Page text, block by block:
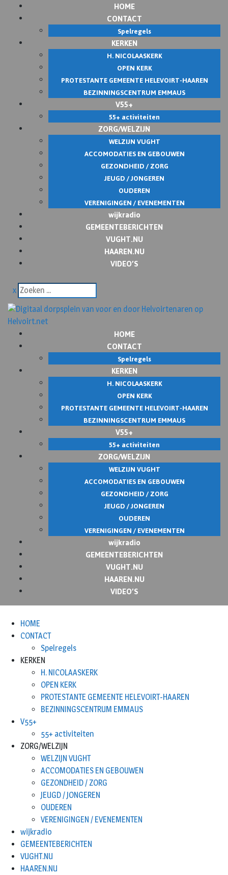
HOME
CONTACT
Spelregels
KERKEN
H. NICOLAASKERK
OPEN KERK
PROTESTANTE GEMEENTE HELEVOIRT-HAAREN
BEZINNINGSCENTRUM EMMAUS
V55+
55+ activiteiten
ZORG/WELZIJN
WELZIJN VUGHT
ACCOMODATIES EN GEBOUWEN
GEZONDHEID / ZORG
JEUGD / JONGEREN
OUDEREN
VERENIGINGEN / EVENEMENTEN
wijkradio
GEMEENTEBERICHTEN
VUGHT.NU
HAAREN.NU
VIDEO’S
x
HOME
CONTACT
Spelregels
KERKEN
H. NICOLAASKERK
OPEN KERK
PROTESTANTE GEMEENTE HELEVOIRT-HAAREN
BEZINNINGSCENTRUM EMMAUS
V55+
55+ activiteiten
ZORG/WELZIJN
WELZIJN VUGHT
ACCOMODATIES EN GEBOUWEN
GEZONDHEID / ZORG
JEUGD / JONGEREN
OUDEREN
VERENIGINGEN / EVENEMENTEN
wijkradio
GEMEENTEBERICHTEN
VUGHT.NU
HAAREN.NU
VIDEO’S
HOME
CONTACT
Spelregels
KERKEN
H. NICOLAASKERK
OPEN KERK
PROTESTANTE GEMEENTE HELEVOIRT-HAAREN
BEZINNINGSCENTRUM EMMAUS
V55+
55+ activiteiten
ZORG/WELZIJN
WELZIJN VUGHT
ACCOMODATIES EN GEBOUWEN
GEZONDHEID / ZORG
JEUGD / JONGEREN
OUDEREN
VERENIGINGEN / EVENEMENTEN
wijkradio
GEMEENTEBERICHTEN
VUGHT.NU
HAAREN.NU